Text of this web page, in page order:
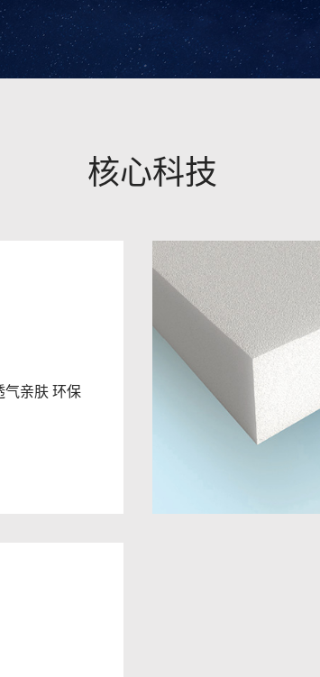
核心科技
气亲肤 环保